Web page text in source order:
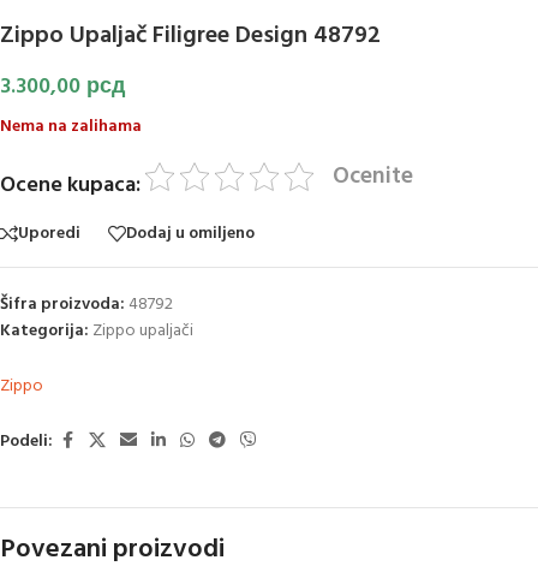
Zippo Upaljač Filigree Design 48792
3.300,00 рсд
Nema na zalihama
Ocene kupaca: Ocenite
Uporedi Dodaj u omiljeno
Šifra proizvoda: 48792
Kategorija: Zippo upaljači
Zippo
Podeli:
Povezani proizvodi